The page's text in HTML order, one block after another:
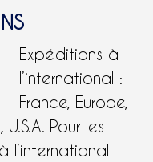
Expéditions à
l’international :
France, Europe,
Pour les
l’international